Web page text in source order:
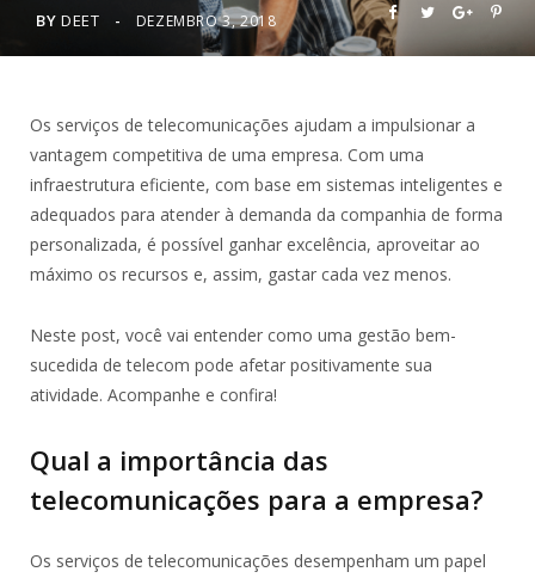
BY DEET DEZEMBRO 3, 2018
Os serviços de telecomunicações ajudam a impulsionar a
vantagem competitiva de uma empresa. Com uma
infraestrutura eficiente, com base em sistemas inteligentes e
adequados para atender à demanda da companhia de forma
personalizada, é possível ganhar excelência, aproveitar ao
máximo os recursos e, assim, gastar cada vez menos.
Neste post, você vai entender como uma gestão bem-
sucedida de telecom pode afetar positivamente sua
atividade. Acompanhe e confira!
Qual a importância das
telecomunicações para a empresa?
Os serviços de telecomunicações desempenham um papel